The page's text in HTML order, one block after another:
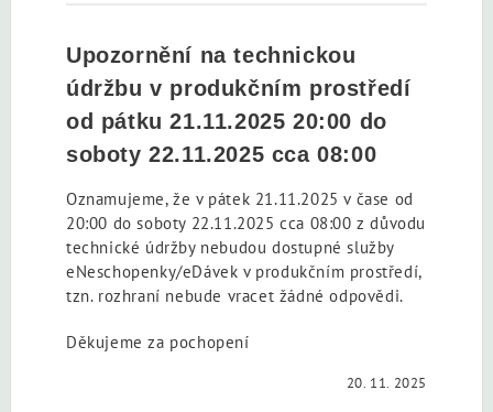
Upozornění na technickou
údržbu v produkčním prostředí
od pátku 21.11.2025 20:00 do
soboty 22.11.2025 cca 08:00
Oznamujeme, že v pátek 21.11.2025 v čase od
20:00 do soboty 22.11.2025 cca 08:00 z důvodu
technické údržby nebudou dostupné služby
eNeschopenky/eDávek v produkčním prostředí,
tzn. rozhraní nebude vracet žádné odpovědi.
Děkujeme za pochopení
20. 11. 2025